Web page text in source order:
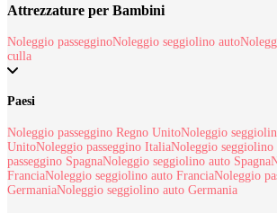
Attrezzature per Bambini
Noleggio passegginoNoleggio seggiolino auto
culla
Paesi
Noleggio passeggino Regno UnitoNoleggio
UnitoNoleggio passeggino ItaliaNoleggio seggiolino
passeggino SpagnaNoleggio seggiolino auto Spagna
FranciaNoleggio seggiolino auto FranciaNoleggio
GermaniaNoleggio seggiolino auto Germania